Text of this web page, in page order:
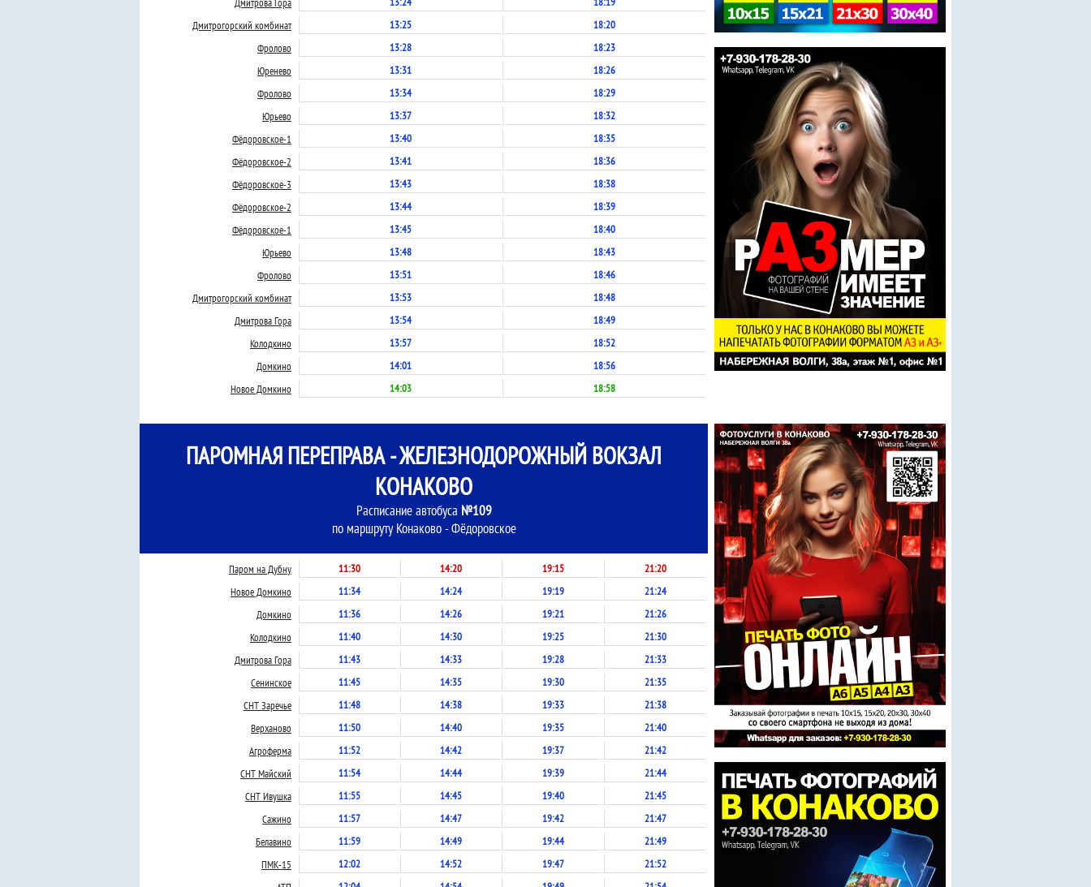
Дмитрова Гора
Дмитрогорский комбинат
13:25
18:20
Фролово
13:28
18:23
Юренево
13:31
18:26
Фролово
13:34
18:29
Юрьево
13:37
18:32
Фёдоровское-1
13:40
18:35
Фёдоровское-2
13:41
18:36
Фёдоровское-3
13:43
18:38
Фёдоровское-2
13:44
18:39
Фёдоровское-1
13:45
18:40
Юрьево
13:48
18:43
Фролово
13:51
18:46
Дмитрогорский комбинат
13:53
18:48
Дмитрова Гора
13:54
18:49
Колодкино
13:57
18:52
Домкино
14:01
18:56
Новое Домкино
14:03 18:58
ПАРОМНАЯ ПЕРЕПРАВА - ЖЕЛЕЗНОДОРОЖНЫЙ ВОКЗАЛ
КОНАКОВО
Расписание автобуса №109
по маршруту Конаково - Фёдоровское
Паром на Дубну 11:30 14:20 19:15
21:20
Новое Домкино
11:34 14:24 19:19
21:24
Домкино
11:36 14:26 19:21
21:26
Колодкино
11:40 14:30 19:25
21:30
Дмитрова Гора
11:43 14:33 19:28
21:33
Сенинское
11:45 14:35 19:30
21:35
СНТ Заречье
11:48 14:38 19:33
21:38
Верханово
11:50 14:40 19:35
21:40
Агроферма
11:52 14:42 19:37
21:42
СНТ Майский
11:54 14:44 19:39
21:44
СНТ Ивушка
11:55 14:45 19:40
21:45
Сажино
11:57 14:47 19:42
21:47
Белавино
11:59 14:49 19:44
21:49
ПМК-15
12:02 14:52 19:47
21:52